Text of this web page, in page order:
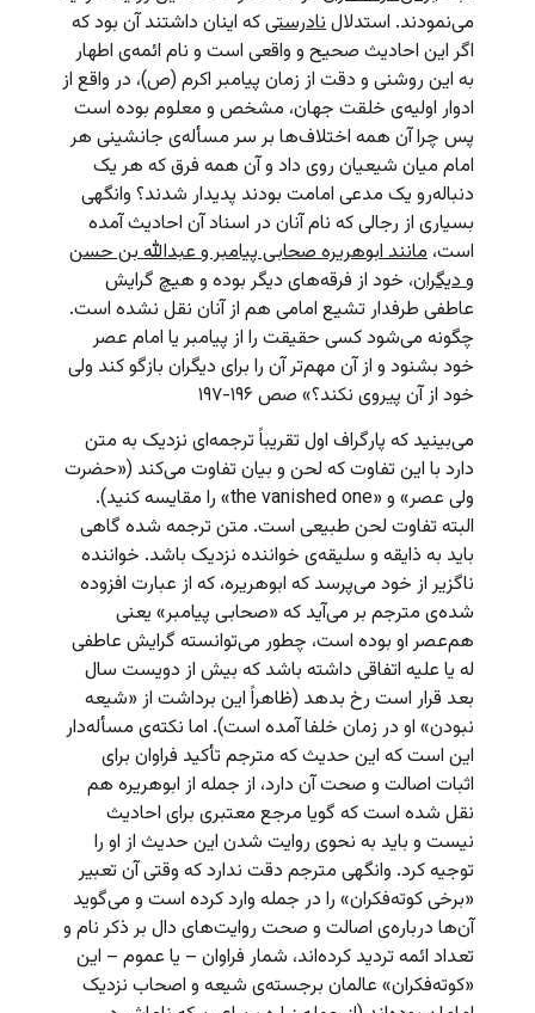
می‌نمودند. استدلالنادرستیکه اینان داشتند آن بود که
اگر این احادیث صحیح و واقعی است و نام ائمه‌ی اطهار
به این روشنی و دقت از زمان پیامبر اکرم (ص)، در واقع از
ادوار اولیه‌ی خلقت جهان، مشخص و معلوم بوده است
پس چرا آن همه اختلاف‌ها بر سر مسأله‌ی جانشینی هر
امام میان شیعیان روی داد و آن همه فرق که هر یک
دنباله‌رو یک مدعی امامت بودند پدیدار شدند؟ وانگهی
بسیاری از رجالی که نام آنان در اسناد آن احادیث آمده
است، مانند ابوهریره صحابی پیامبر و عبدالله بن حسن
و دیگران، خود از فرقه‌های دیگر بوده و هیچ گرایش
عاطفی طرفدار تشیع امامی هم از آنان نقل نشده است.
چگونه می‌شود کسی حقیقت را از پیامبر یا امام عصر
خود بشنود و از آن مهم‌تر آن را برای دیگران بازگو کند ولی
خود از آن پیروی نکند؟» صص ۱۹۶-۱۹۷
می‌بینید که پارگراف اول تقریباً ترجمه‌ای نزدیک به متن
دارد با این تفاوت که لحن و بیان تفاوت می‌کند («حضرت
ولی‌ عصر» و «the vanished one» را مقایسه کنید).
البته تفاوت لحن طبیعی است. متن ترجمه شده گاهی
باید به ذایقه و سلیقه‌ی خواننده نزدیک باشد. خواننده
ناگزیر از خود می‌پرسد که ابوهریره، که از عبارت افزوده‌
شده‌ی مترجم بر می‌آید که «صحابی پیامبر» یعنی
هم‌عصر او بوده است، چطور می‌توانسته گرایش عاطفی
له یا علیه اتفاقی داشته باشد که بیش از دویست سال
بعد قرار است رخ بدهد (ظاهراً این برداشت از «شیعه
نبودن» او در زمان خلفا آمده است). اما نکته‌ی مسأله‌دار
این است که این حدیث که مترجم تأکید فراوان برای
اثبات اصالت و صحت آن دارد، از جمله از ابوهریره هم
نقل شده است که گویا مرجع معتبری برای احادیث
نیست و باید به نحوی روایت شدن این حدیث از او را
توجیه کرد. وانگهی مترجم دقت ندارد که وقتی آن تعبیر
«برخی کوته‌فکران» را در جمله وارد کرده است و می‌گوید
آن‌ها درباره‌ی اصالت و صحت روایت‌های دال بر ذکر نام و
تعداد ائمه تردید کرده‌اند، شمار فراوان – یا عموم – این
«کوته‌فکران» عالمان برجسته‌ی شیعه و اصحاب نزدیک